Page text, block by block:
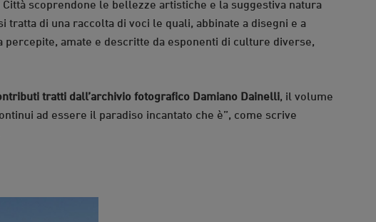
di una raccolta di voci le quali, abbinate a disegni e a
amate e descritte da esponenti di culture diverse,
tratti dall’archivio fotografico Damiano Dainelli, il volume
ad essere il paradiso incantato che è”, come scrive